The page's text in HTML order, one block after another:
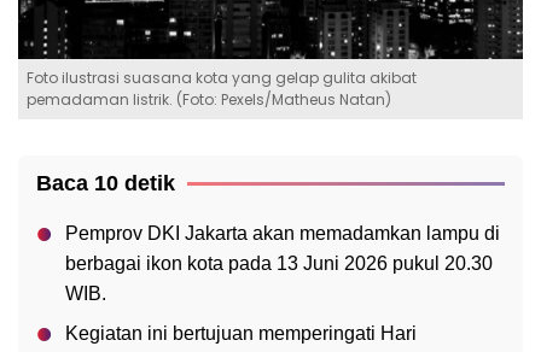
Foto ilustrasi suasana kota yang gelap gulita akibat
pemadaman listrik. (Foto: Pexels/Matheus Natan)
Baca 10 detik
Pemprov DKI Jakarta akan memadamkan lampu di
berbagai ikon kota pada 13 Juni 2026 pukul 20.30
WIB.
Kegiatan ini bertujuan memperingati Hari